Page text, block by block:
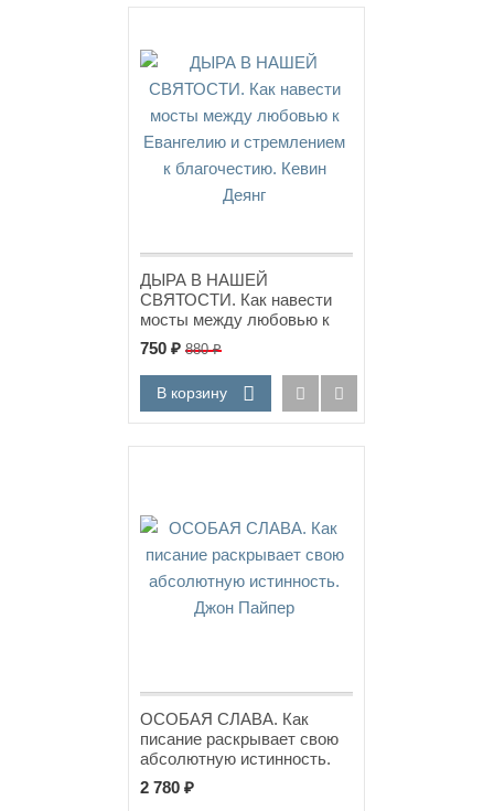
ДЫРА В НАШЕЙ
СВЯТОСТИ. Как навести
мосты между любовью к
Евангелию и стремлением
к благочестию. Кевин Деянг
750 ₽ 880₽
В корзину
ОСОБАЯ СЛАВА. Как
писание раскрывает свою
абсолютную истинность.
Джон Пайпер
2 780 ₽